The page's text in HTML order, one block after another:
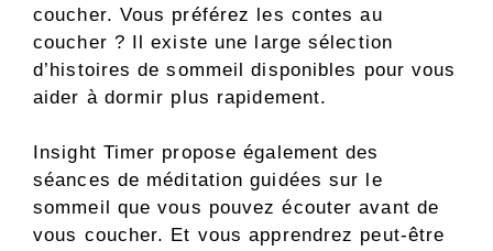
coucher. Vous préférez les contes au
coucher ? Il existe une large sélection
d’histoires de sommeil disponibles pour vous
aider à dormir plus rapidement.
Insight Timer propose également des
séances de méditation guidées sur le
sommeil que vous pouvez écouter avant de
vous coucher. Et vous apprendrez peut-être